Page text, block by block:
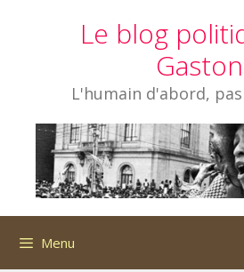
Le blog
Gaston
L'humain d'abord,
Menu